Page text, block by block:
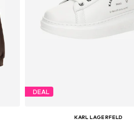
DEAL
KARL LAGERFELD